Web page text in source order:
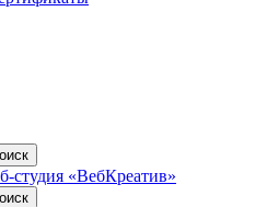
студия «ВебКреатив»